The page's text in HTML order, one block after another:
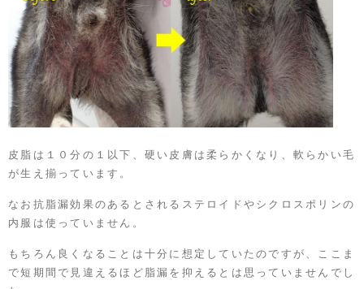
皮脂は１０分の１以下、硬い皮膚は柔らかくなり、軟らかい毛
が生え揃っています。
なお抗脂漏効果のあるとされるステロイドやシクロスポリンの
内服は使っていません。
もちろん良くなることは十分に想定していたのですが、ここま
で短期間で見違えるほど脂漏を抑えるとは思っていませんでし